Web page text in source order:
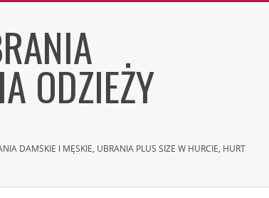
ODZIEŻY
DAMSKIE I MĘSKIE, UBRANIA PLUS SIZE W HURCIE, HURT